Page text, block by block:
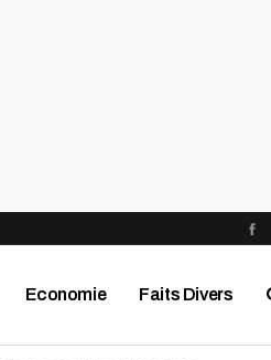
Economie Faits Divers